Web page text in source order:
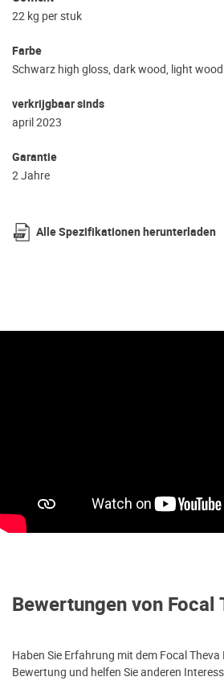
22 kg per stuk
Farbe
Schwarz high gloss, dark wood, light wood
verkrijgbaar sinds
april 2023
Garantie
2 Jahre
Alle Spezifikationen herunterladen
Bewertungen von Focal
Haben Sie Erfahrung mit dem Focal Theva
Bewertung und helfen Sie anderen